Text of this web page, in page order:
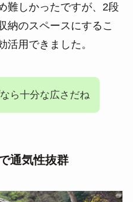
難しかったですが、2段
納のスペースにするこ
活用できました。
ら十分な広さだね
通気性抜群